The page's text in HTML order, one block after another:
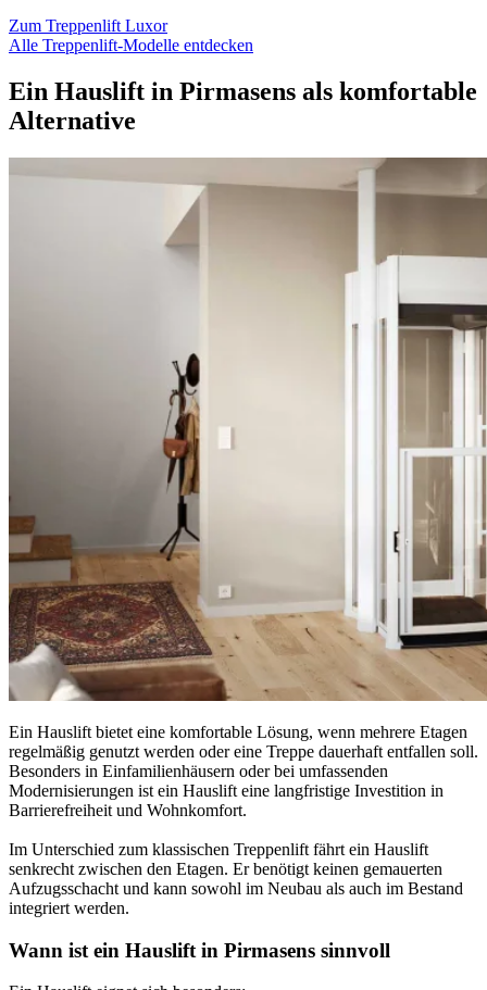
Zum Treppenlift Luxor
Alle Treppenlift-Modelle entdecken
Ein Hauslift in Pirmasens als komfortable
Alternative
Ein Hauslift bietet eine komfortable Lösung, wenn mehrere Etagen
regelmäßig genutzt werden oder eine Treppe dauerhaft entfallen soll.
Besonders in Einfamilienhäusern oder bei umfassenden
Modernisierungen ist ein Hauslift eine langfristige Investition in
Barrierefreiheit und Wohnkomfort.
Im Unterschied zum klassischen Treppenlift fährt ein Hauslift
senkrecht zwischen den Etagen. Er benötigt keinen gemauerten
Aufzugsschacht und kann sowohl im Neubau als auch im Bestand
integriert werden.
Wann ist ein Hauslift in Pirmasens sinnvoll